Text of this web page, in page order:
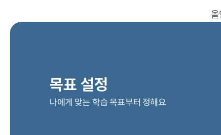
목표 설정
나에게 맞는 학습 목표부터 정해요